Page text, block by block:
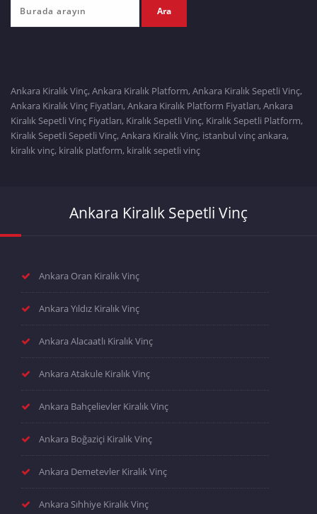
Ankara Kiralık Vinç, Ankara Kiralık Platform, Ankara Kiralık Sepetli Vinç,
Ankara Kiralık Vinç Fiyatları, Ankara Kiralık Platform Fiyatları, Ankara
Kiralık Sepetli Vinç Fiyatları, Kiralık Sepetli Vinç, Kiralık Sepetli Platform,
Kiralık Sepetli Sepetli Vinç, Ankara Kiralık Vinç, istanbul vinç ankara,
kiralık vinç, kiralık platform, kiralık sepetli vinç
Ankara Kiralık Sepetli Vinç
Ankara Oran Kiralık Vinç
Ankara Yıldız Kiralık Vinç
Ankara Alacaatlı Kiralık Vinç
Ankara Atakule Kiralık Vinç
Ankara Bahçelievler Kiralık Vinç
Ankara Boğaziçi Kiralık Vinç
Ankara Demetevler Kiralık Vinç
Ankara Sıhhiye Kiralık Vinç